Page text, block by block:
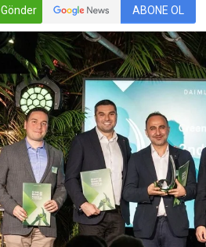
Gönder ABONE OL